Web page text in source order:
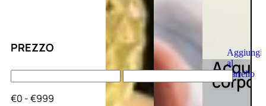
Acqua
corpo
Aggiungi
al
carrello
PREZZO
€0 - €999